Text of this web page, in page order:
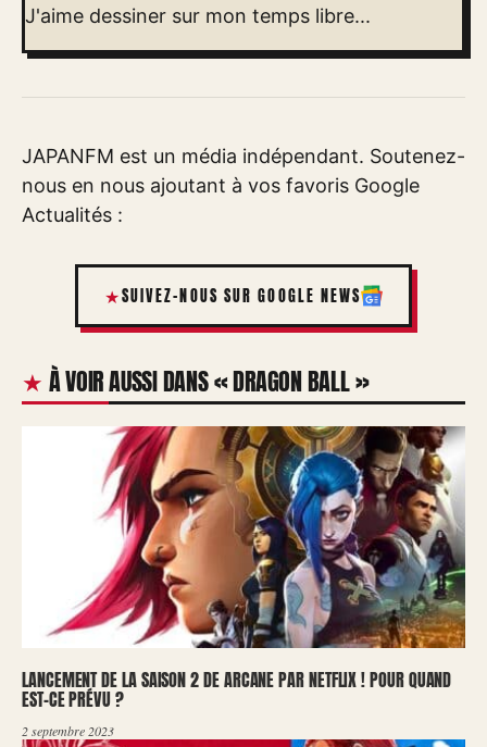
J'aime dessiner sur mon temps libre...
JAPANFM est un média indépendant. Soutenez-
nous en nous ajoutant à vos favoris Google
Actualités :
SUIVEZ-NOUS SUR GOOGLE NEWS
À VOIR AUSSI DANS « DRAGON BALL »
LANCEMENT DE LA SAISON 2 DE ARCANE PAR NETFLIX ! POUR QUAND
EST-CE PRÉVU ?
2 septembre 2023